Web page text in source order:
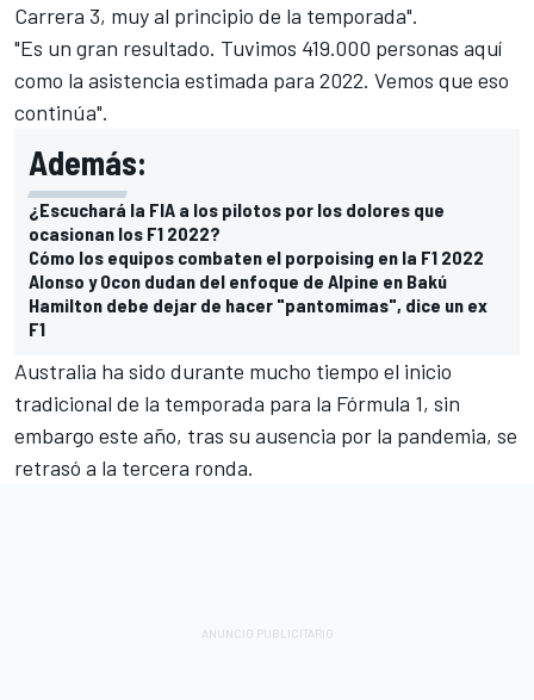
Carrera 3, muy al principio de la temporada".
"Es un gran resultado. Tuvimos 419.000 personas aquí
como la asistencia estimada para 2022. Vemos que eso
continúa".
Además:
¿Escuchará la FIA a los pilotos por los dolores que
ocasionan los F1 2022?
Cómo los equipos combaten el porpoising en la F1 2022
Alonso y Ocon dudan del enfoque de Alpine en Bakú
Hamilton debe dejar de hacer "pantomimas", dice un ex
F1
Australia ha sido durante mucho tiempo el inicio
tradicional de la temporada para la Fórmula 1, sin
embargo este año, tras su ausencia por la pandemia, se
retrasó a la tercera ronda.